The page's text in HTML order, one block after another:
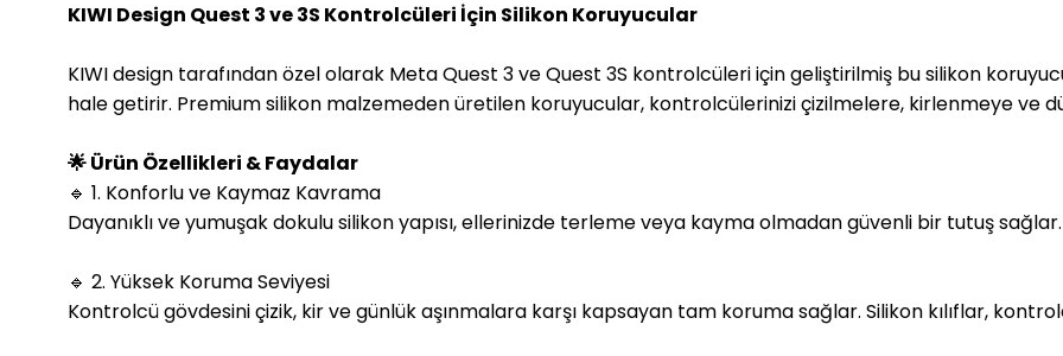
KIWI Design Quest 3 ve 3S Kontrolcüleri İçin Silikon Koruyucular
KIWI design tarafından özel olarak Meta Quest 3 ve Quest 3S kontrolcüleri için geliştirilmiş bu silikon
hale getirir. Premium silikon malzemeden üretilen koruyucular, kontrolcülerinizi çizilmelere, kirlenmeye ve
🌟 Ürün Özellikleri & Faydalar
🔹 1. Konforlu ve Kaymaz Kavrama
Dayanıklı ve yumuşak dokulu silikon yapısı, ellerinizde terleme veya kayma olmadan güvenli bir tutuş
🔹 2. Yüksek Koruma Seviyesi
Kontrolcü gövdesini çizik, kir ve günlük aşınmalara karşı kapsayan tam koruma sağlar. Silikon kılıflar,